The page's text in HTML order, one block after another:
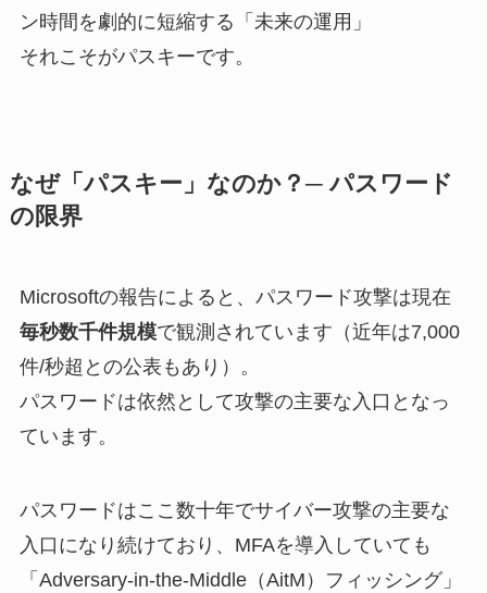
ン時間を劇的に短縮する「未来の運用」
それこそがパスキーです。
なぜ「パスキー」なのか？─ パスワード
の限界
Microsoftの報告によると、パスワード攻撃は現在
毎秒数千件規模で観測されています（近年は7,000
件/秒超との公表もあり）。
パスワードは依然として攻撃の主要な入口となっ
ています。
パスワードはここ数十年でサイバー攻撃の主要な
入口になり続けており、MFAを導入していても
「Adversary-in-the-Middle（AitM）フィッシング」